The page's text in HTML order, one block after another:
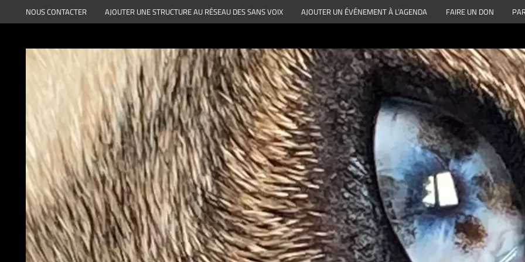
au
NOUS CONTACTER AJOUTER UNE STRUCTURE AU RÉSEAU DES SANS VOIX AJOUTER UN ÉVÉNEMENT À L’AGENDA FAIRE UN DON